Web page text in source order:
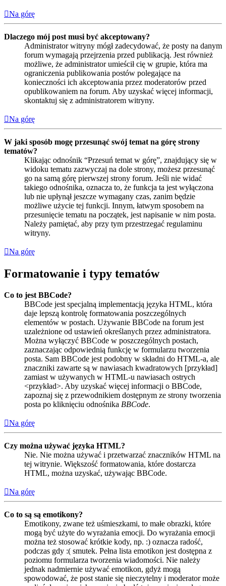
Na górę
Dlaczego mój post musi być akceptowany?
Administrator witryny mógł zadecydować, że posty na danym
forum wymagają przejrzenia przed publikacją. Jest również
możliwe, że administrator umieścił cię w grupie, która ma
ograniczenia publikowania postów polegające na
konieczności ich akceptowania przez moderatorów przed
opublikowaniem na forum. Aby uzyskać więcej informacji,
skontaktuj się z administratorem witryny.
Na górę
W jaki sposób mogę przesunąć swój temat na górę strony
tematów?
Klikając odnośnik “Przesuń temat w górę”, znajdujący się w
widoku tematu zazwyczaj na dole strony, możesz przesunąć
go na samą górę pierwszej strony forum. Jeśli nie widać
takiego odnośnika, oznacza to, że funkcja ta jest wyłączona
lub nie upłynął jeszcze wymagany czas, zanim będzie
możliwe użycie tej funkcji. Innym, łatwym sposobem na
przesunięcie tematu na początek, jest napisanie w nim posta.
Należy pamiętać, aby przy tym przestrzegać regulaminu
witryny.
Na górę
Formatowanie i typy tematów
Co to jest BBCode?
BBCode jest specjalną implementacją języka HTML, która
daje lepszą kontrolę formatowania poszczególnych
elementów w postach. Używanie BBCode na forum jest
uzależnione od ustawień określanych przez administratora.
Można wyłączyć BBCode w poszczególnych postach,
zaznaczając odpowiednią funkcję w formularzu tworzenia
posta. Sam BBCode jest podobny w składni do HTML-a, ale
znaczniki zawarte są w nawiasach kwadratowych [przykład]
zamiast w używanych w HTML-u nawiasach ostrych
<przykład>. Aby uzyskać więcej informacji o BBCode,
zapoznaj się z przewodnikiem dostępnym ze strony tworzenia
posta po kliknięciu odnośnika BBCode.
Na górę
Czy można używać języka HTML?
Nie. Nie można używać i przetwarzać znaczników HTML na
tej witrynie. Większość formatowania, które dostarcza
HTML, można uzyskać, używając BBCode.
Na górę
Co to są są emotikony?
Emotikony, zwane też uśmieszkami, to małe obrazki, które
mogą być użyte do wyrażania emocji. Do wyrażania emocji
można też stosować krótkie kody, np. :) oznacza radość,
podczas gdy :( smutek. Pełna lista emotikon jest dostępna z
poziomu formularza tworzenia wiadomości. Nie należy
jednak nadmiernie używać emotikon, gdyż mogą
spowodować, że post stanie się nieczytelny i moderator może